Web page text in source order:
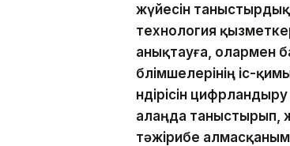
жүйесін
технология
анықтауға, олармен
бөлімшелерінің іс-
өндірісін
алаңда таныстырып,
тәжірибе